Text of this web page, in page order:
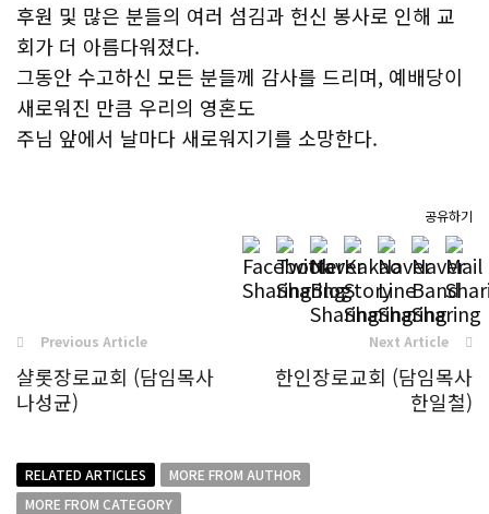
후원 및 많은 분들의 여러 섬김과 헌신 봉사로 인해 교
회가 더 아름다워졌다.
그동안 수고하신 모든 분들께 감사를 드리며, 예배당이
새로워진 만큼 우리의 영혼도
주님 앞에서 날마다 새로워지기를 소망한다.
공유하기
Previous Article
샬롯장로교회 (담임목사
나성균)
Next Article
한인장로교회 (담임목사
한일철)
RELATED ARTICLES
MORE FROM AUTHOR
MORE FROM CATEGORY